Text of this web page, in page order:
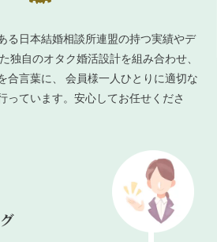
る日本結婚相談所連盟の持つ実績やデ
独自のオタク婚活設計を組み合わせ、
合言葉に、 会員様一人ひとりに適切な
っています。安心してお任せくださ